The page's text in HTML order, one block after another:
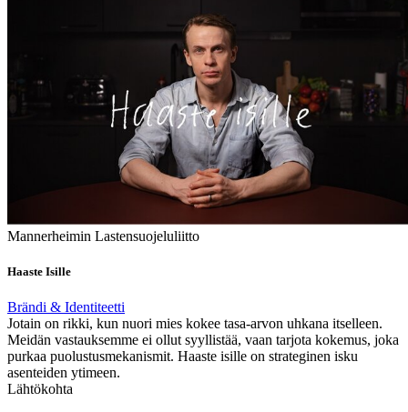
Mannerheimin Lastensuojeluliitto
Haaste Isille
Brändi & Identiteetti
Jotain on rikki, kun nuori mies kokee tasa-arvon uhkana itselleen.
Meidän vastauksemme ei ollut syyllistää, vaan tarjota kokemus, joka
purkaa puolustusmekanismit. Haaste isille on strateginen isku
asenteiden ytimeen.
Lähtökohta